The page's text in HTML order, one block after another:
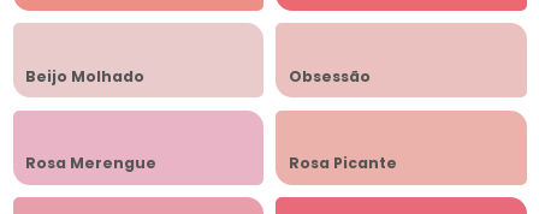
Beijo Molhado Obsessão
Rosa Merengue Rosa Picante